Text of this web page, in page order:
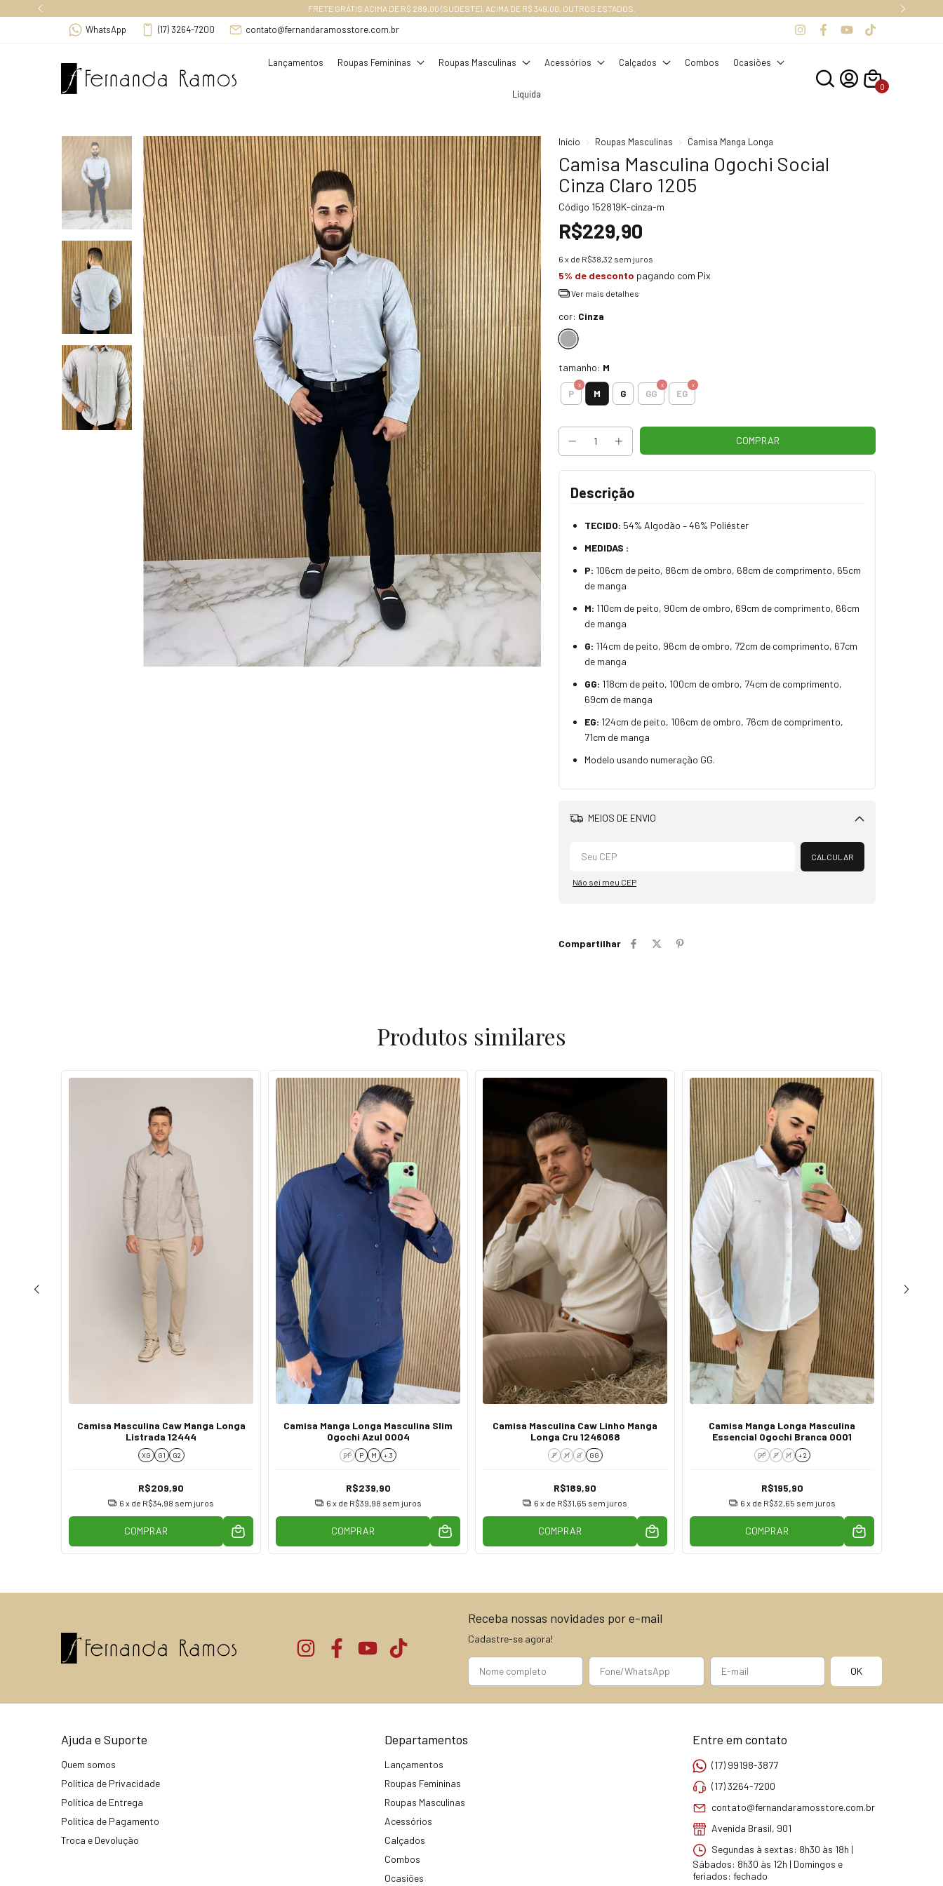
10% OFF na sua primeira compra com o cupom: QUERO10
WhatsApp (17) 3264-7200 contato@fernandaramosstore.com.br
Lançamentos Roupas Femininas Roupas Masculinas Acessórios Calçados Combos Ocasiões
Liquida
0
Início Roupas Masculinas Camisa Manga Longa
Camisa Masculina Ogochi Social
Cinza Claro 1205
Código 152819K-cinza-m
R$229,90
6 x de R$38,32 sem juros
5% de desconto pagando com Pix
Ver mais detalhes
cor: Cinza
tamanho: M
P M G GG EG
Descrição
TECIDO: 54% Algodão – 46% Poliéster
MEDIDAS :
P: 106cm de peito, 86cm de ombro, 68cm de comprimento, 65cm
de manga
M: 110cm de peito, 90cm de ombro, 69cm de comprimento, 66cm
de manga
G: 114cm de peito, 96cm de ombro, 72cm de comprimento, 67cm
de manga
GG: 118cm de peito, 100cm de ombro, 74cm de comprimento,
69cm de manga
EG: 124cm de peito, 106cm de ombro, 76cm de comprimento,
71cm de manga
Modelo usando numeração GG.
MEIOS DE ENVIO
Alterar CEP
CALCULAR
Não sei meu CEP
Compartilhar
Produtos similares
Camisa Masculina Caw Manga Longa
Listrada 12444
XG G1 G2
R$209,90
6 x de R$34,98 sem juros
COMPRAR
Camisa Manga Longa Masculina Slim
Ogochi Azul 0004
PP P M + 3
R$239,90
6 x de R$39,98 sem juros
COMPRAR
Camisa Masculina Caw Linho Manga
Longa Cru 1246068
P M G GG
R$189,90
6 x de R$31,65 sem juros
COMPRAR
Camisa Manga Longa Masculina
Essencial Ogochi Branca 0001
PP P M + 2
R$195,90
6 x de R$32,65 sem juros
COMPRAR
Receba nossas novidades por e-mail
Cadastre-se agora!
Ajuda e Suporte
Quem somos
Política de Privacidade
Política de Entrega
Política de Pagamento
Troca e Devolução
Departamentos
Lançamentos
Roupas Femininas
Roupas Masculinas
Acessórios
Calçados
Combos
Ocasiões
Entre em contato
(17) 99198-3877
(17) 3264-7200
contato@fernandaramosstore.com.br
Avenida Brasil, 901
Segundas à sextas: 8h30 às 18h |
Sábados: 8h30 às 12h | Domingos e
feriados: fechado